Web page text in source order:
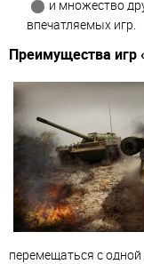
и множество
впечатляемых игр.
Преимущества игр
перемещаться с